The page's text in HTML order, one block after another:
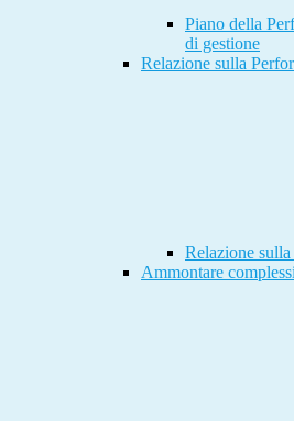
Piano della
di gestione
Relazione sulla
Relazione
Ammontare